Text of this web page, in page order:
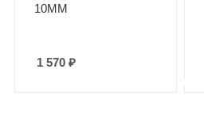
10ММ
1 570 ₽